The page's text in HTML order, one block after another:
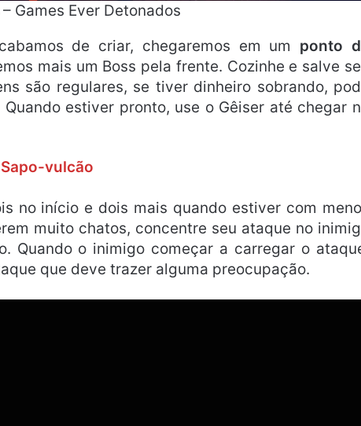
Games Ever Detonados
de criar, chegaremos em um ponto
mais um Boss pela frente. Cozinhe e salve
são regulares, se tiver dinheiro sobrando,
estiver pronto, use o Gêiser até chegar
Sapo-vulcão
no início e dois mais quando estiver com
muito chatos, concentre seu ataque no
Quando o inimigo começar a carregar o
que deve trazer alguma preocupação.